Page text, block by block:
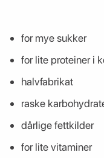
for mye sukker
for lite proteiner i
halvfabrikat
raske
dårlige fettkilder
for lite vitaminer